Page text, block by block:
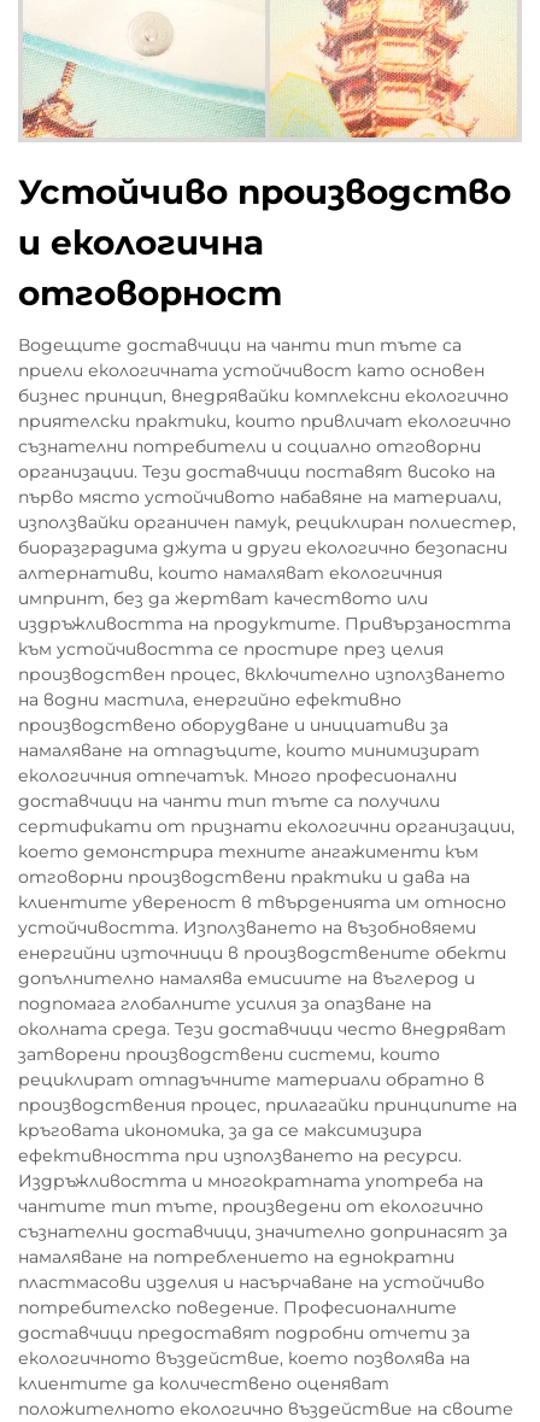
Устойчиво производство
и екологична
отговорност
Водещите доставчици на чанти тип тъте са
приели екологичната устойчивост като основен
бизнес принцип, внедрявайки комплексни екологично
приятелски практики, които привличат екологично
съзнателни потребители и социално отговорни
организации. Тези доставчици поставят високо на
първо място устойчивото набавяне на материали,
използвайки органичен памук, рециклиран полиестер,
биоразградима джута и други екологично безопасни
алтернативи, които намаляват екологичния
импринт, без да жертват качеството или
издръжливостта на продуктите. Привързаността
към устойчивостта се простире през целия
производствен процес, включително използването
на водни мастила, енергийно ефективно
производствено оборудване и инициативи за
намаляване на отпадъците, които минимизират
екологичния отпечатък. Много професионални
доставчици на чанти тип тъте са получили
сертификати от признати екологични организации,
което демонстрира техните ангажименти към
отговорни производствени практики и дава на
клиентите увереност в твърденията им относно
устойчивостта. Използването на възобновяеми
енергийни източници в производствените обекти
допълнително намалява емисиите на въглерод и
подпомага глобалните усилия за опазване на
околната среда. Тези доставчици често внедряват
затворени производствени системи, които
рециклират отпадъчните материали обратно в
производствения процес, прилагайки принципите на
кръговата икономика, за да се максимизира
ефективността при използването на ресурси.
Издръжливостта и многократната употреба на
чантите тип тъте, произведени от екологично
съзнателни доставчици, значително допринасят за
намаляване на потреблението на еднократни
пластмасови изделия и насърчаване на устойчиво
потребителско поведение. Професионалните
доставчици предоставят подробни отчети за
екологичното въздействие, което позволява на
клиентите да количествено оценяват
положителното екологично въздействие на своите